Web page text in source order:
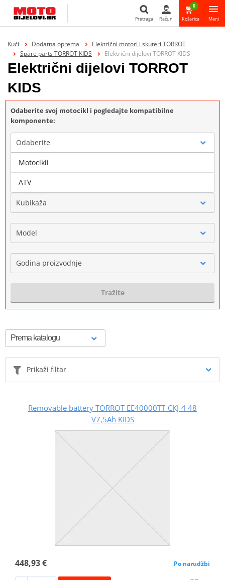
Pretraga
Pretraga Račun
0
Košarica Meni
Kući Dodatna oprema
Električni motori i skuteri TORROT
Spare parts TORROT KIDS
Električni dijelovi TORROT KIDS
Električni dijelovi TORROT
KIDS
Odaberite svoj motocikl i pogledajte kompatibilne
komponente:
Odaberite
Marka
Kubikaža
Model
Godina proizvodnje
Tražite
Prikaži filtar
Removable battery TORROT EE40000TT-CKJ-4 48
V7,5Ah KIDS
448,93 € Po narudžbi
Motocikli
ATV